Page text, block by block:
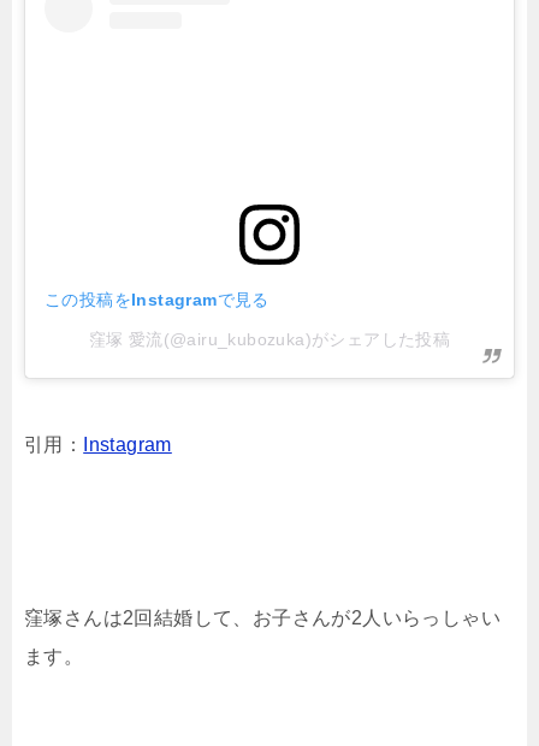
この投稿をInstagramで見る
窪塚 愛流(@airu_kubozuka)がシェアした投稿
引用： Instagram
窪塚さんは2回結婚して、お子さんが2人いらっしゃい
ます。